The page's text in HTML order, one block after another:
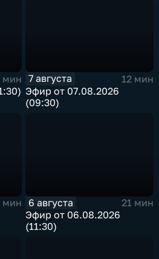
мин
7 августа
12 мин
Эфир от 07.08.2026
(09:30)
мин
6 августа
21 мин
Эфир от 06.08.2026
(11:30)